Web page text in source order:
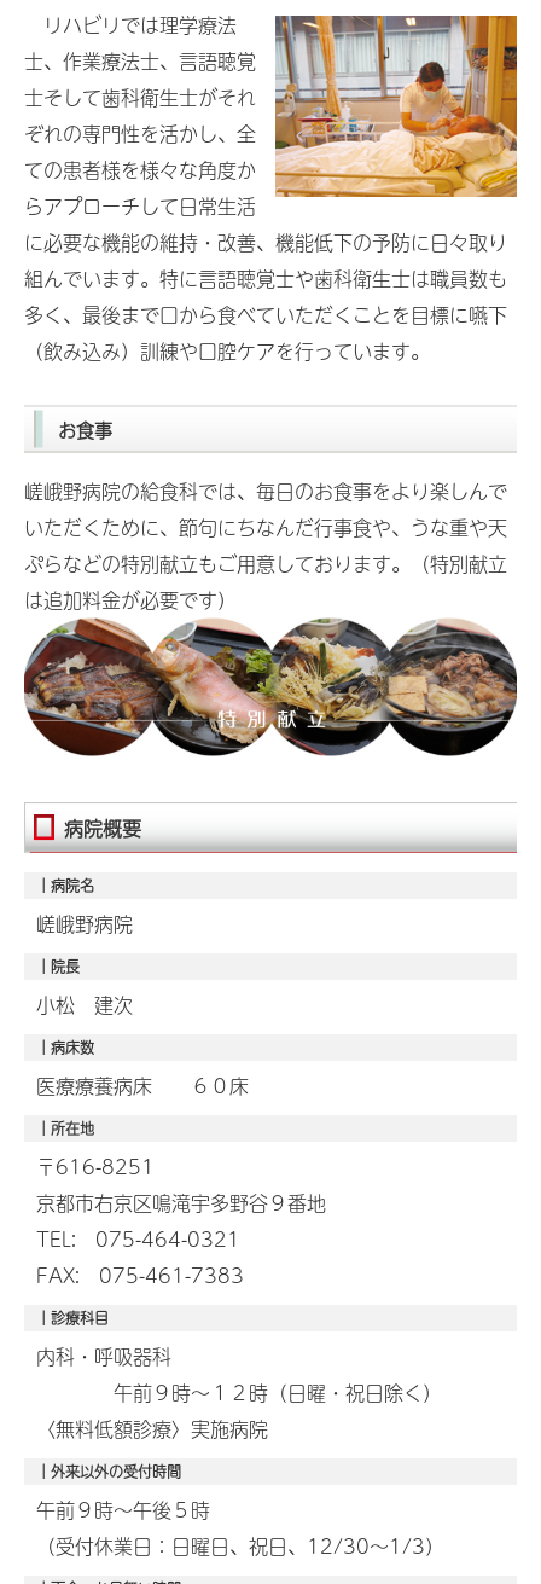
リハビリでは理学療法
士、作業療法士、言語聴覚
士そして歯科衛生士がそれ
ぞれの専門性を活かし、全
ての患者様を様々な角度か
らアプローチして日常生活
に必要な機能の維持・改善、機能低下の予防に日々取り
組んでいます。特に言語聴覚士や歯科衛生士は職員数も
多く、最後まで口から食べていただくことを目標に嚥下
（飲み込み）訓練や口腔ケアを行っています。
お食事
嵯峨野病院の給食科では、毎日のお食事をより楽しんで
いただくために、節句にちなんだ行事食や、うな重や天
ぷらなどの特別献立もご用意しております。（特別献立
は追加料金が必要です）
病院概要
｜病院名
嵯峨野病院
｜院長
小松 建次
｜病床数
医療療養病床 ６０床
｜所在地
〒616-8251
京都市右京区鳴滝宇多野谷９番地
TEL: 075-464-0321
FAX: 075-461-7383
｜診療科目
内科・呼吸器科
午前９時～１２時（日曜・祝日除く）
〈無料低額診療〉実施病院
｜外来以外の受付時間
午前９時～午後５時
（受付休業日：日曜日、祝日、12/30～1/3）